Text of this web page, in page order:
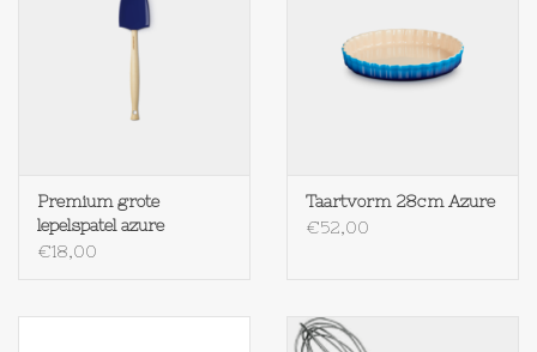
Premium grote
lepelspatel azure
€18,00
Taartvorm 28cm Azure
€52,00